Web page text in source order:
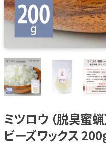
ミツロウ （脱臭蜜
ビーズワックス